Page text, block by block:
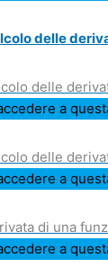
delle
delle
a
delle
a
di una
a